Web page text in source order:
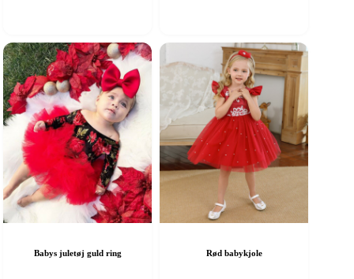
kan
vælges
Babys juletøj guld ring Rød babykjole